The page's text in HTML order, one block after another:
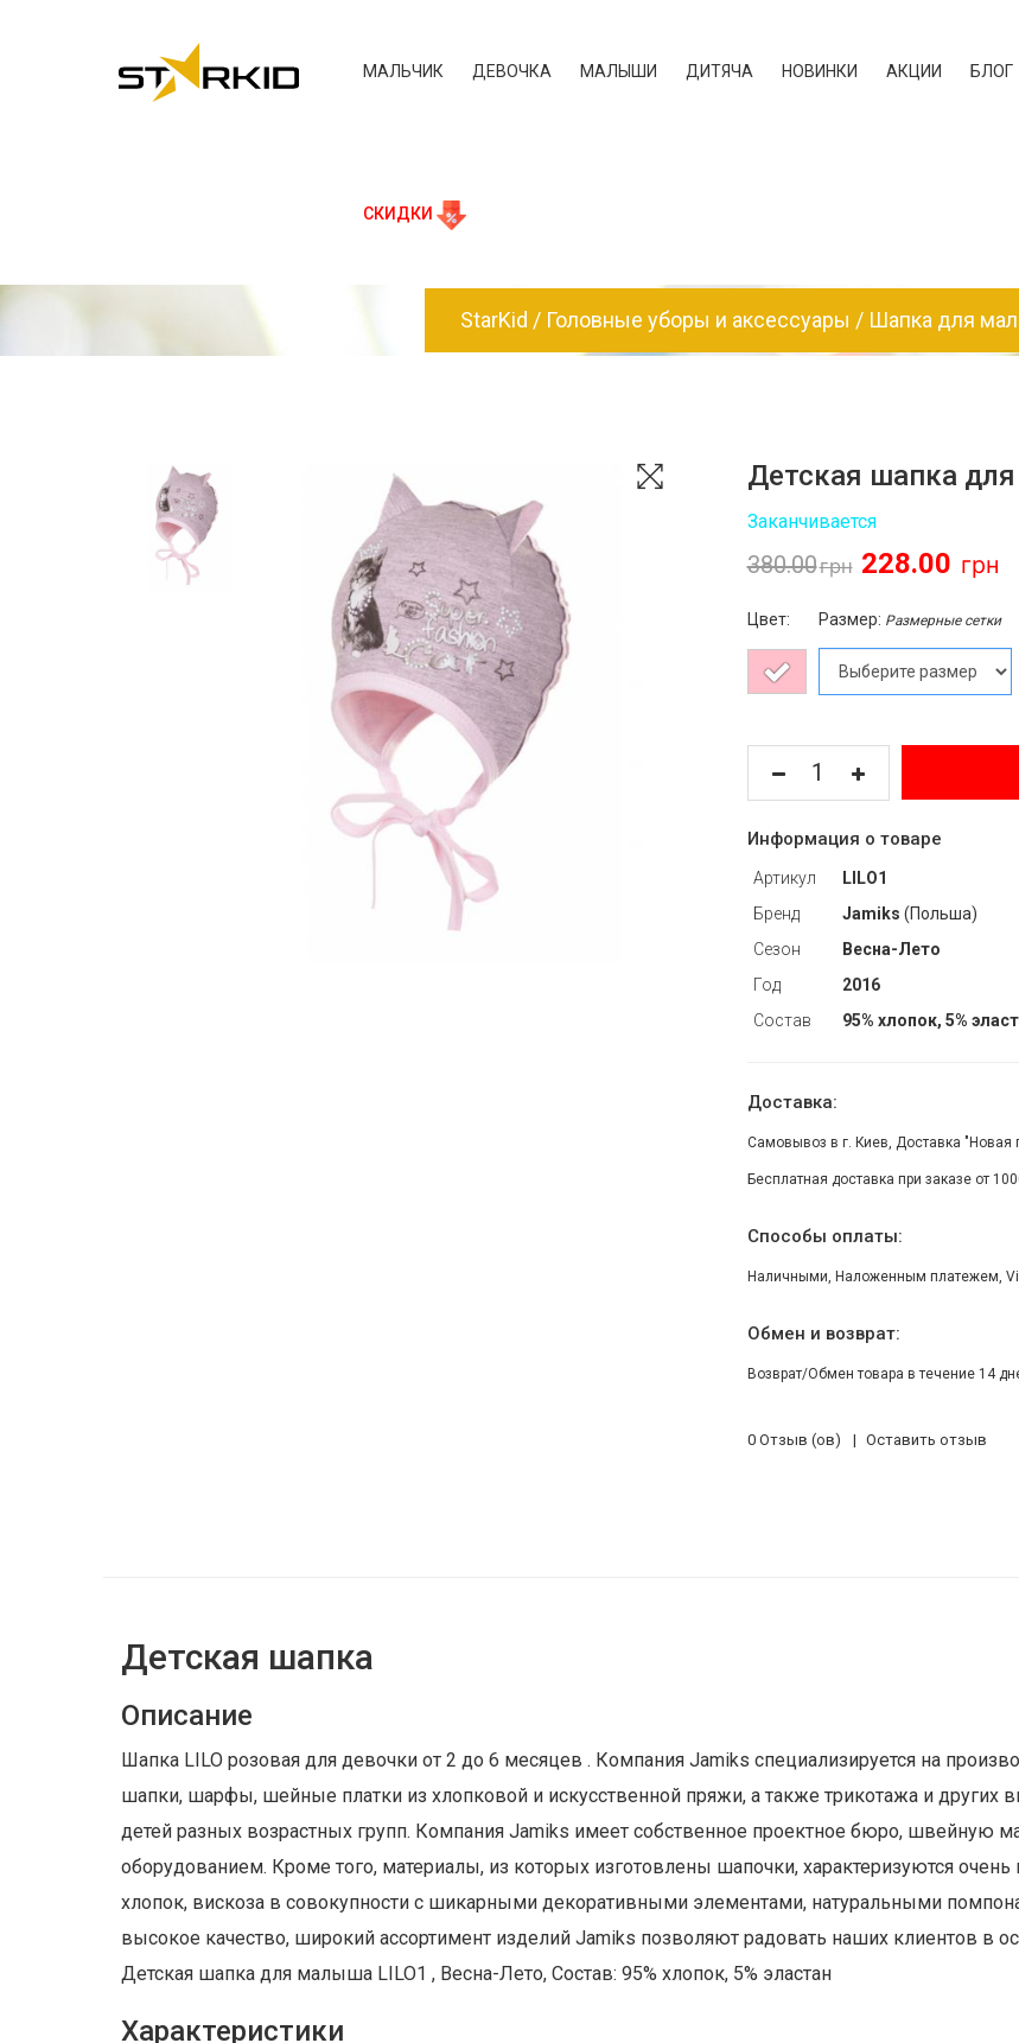
МАЛЬЧИК ДЕВОЧКА МАЛЫШИ ДИТЯЧА НОВИНКИ АКЦИИ БЛОГ
СКИДКИ
StarKid Головные уборы и аксессуары Шапка для
Детская шапка
Заканчивается
380.00 228.00
Цвет: Размер: Размерные сетки
Информация о товаре
Артикул
LILO1
Бренд
Jamiks (Польша)
Сезон
Весна-Лето
Год
2016
Состав
95% хлопок, 5%
Доставка:
Самовывоз в г. Киев, Доставка "Новая
Бесплатная доставка при заказе от
Способы оплаты:
Наличными, Наложенным платежем,
Обмен и возврат:
Возврат/Обмен товара в течение 14
0 Отзыв (ов) Оставить отзыв
Детская шапка
Описание
Шапка LILO розовая для девочки от 2 до 6 месяцев . Компания Jamiks специализируется на
шапки, шарфы, шейные платки из хлопковой и искусственной пряжи, а также трикотажа и других
детей разных возрастных групп. Компания Jamiks имеет собственное проектное бюро, швейную
оборудованием. Кроме того, материалы, из которых изготовлены шапочки, характеризуются
хлопок, вискоза в совокупности с шикарными декоративными элементами, натуральными
высокое качество, широкий ассортимент изделий Jamiks позволяют радовать наших клиентов в
Детская шапка для малыша LILO1 , Весна-Лето, Состав: 95% хлопок, 5% эластан
Характеристики